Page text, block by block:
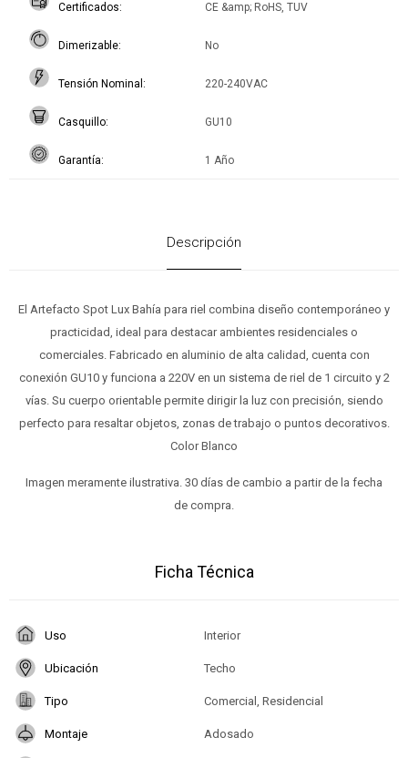
Certificados CE &amp; RoHS, TUV
Dimerizable No
Tensión Nominal 220-240VAC
Casquillo GU10
Garantía 1 Año
Descripción
El Artefacto Spot Lux Bahía para riel combina diseño contemporáneo y
practicidad, ideal para destacar ambientes residenciales o
comerciales. Fabricado en aluminio de alta calidad, cuenta con
conexión GU10 y funciona a 220V en un sistema de riel de 1 circuito y 2
vías. Su cuerpo orientable permite dirigir la luz con precisión, siendo
perfecto para resaltar objetos, zonas de trabajo o puntos decorativos.
Color Blanco
Imagen meramente ilustrativa. 30 días de cambio a partir de la fecha
de compra.
Ficha Técnica
Uso Interior
Ubicación Techo
Tipo Comercial, Residencial
Montaje Adosado